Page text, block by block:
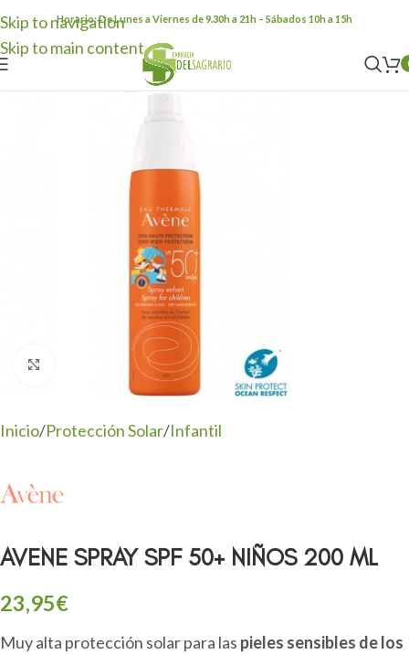
Skip to navigation
Skip to main content
Horario: De Lunes a Viernes de 9.30h a 21h – Sábados 10h a 15h
Clic para ampliar
Inicio/Protección Solar/Infantil
AVENE SPRAY SPF 50+ NIÑOS 200 ML
23,95€
Muy alta protección solar para las pieles sensibles de los